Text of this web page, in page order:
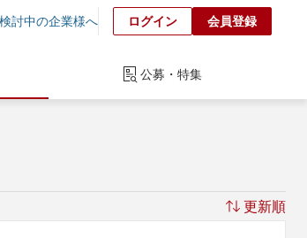
討中の企業様へ ログイン 会員登録
公募・特集
更新順